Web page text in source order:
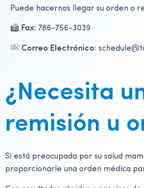
Puede hacernos llegar su orden o
Fax: 786-756-3039
Correo Electrónico:
¿Necesita
remisión u
Si está preocupada por su salud
proporcionarle una orden médica